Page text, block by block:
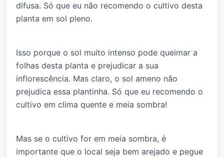
difusa. Só que eu não recomendo o cultivo desta
planta em sol pleno.
Isso porque o sol muito intenso pode queimar a
folhas desta planta e prejudicar a sua
inflorescência. Mas claro, o sol ameno não
prejudica essa plantinha. Só que eu recomendo o
cultivo em clima quente e meia sombra!
Mas se o cultivo for em meia sombra, é
importante que o local seja bem arejado e pegue